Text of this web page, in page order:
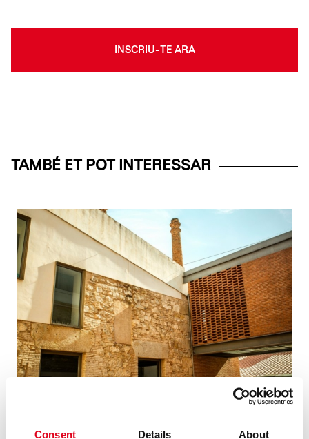
Consent Details About
INSCRIU-TE ARA
TAMBÉ ET POT INTERESSAR
CREACIÓ
CONVOQUEM TRES BEQUES BARCELONA